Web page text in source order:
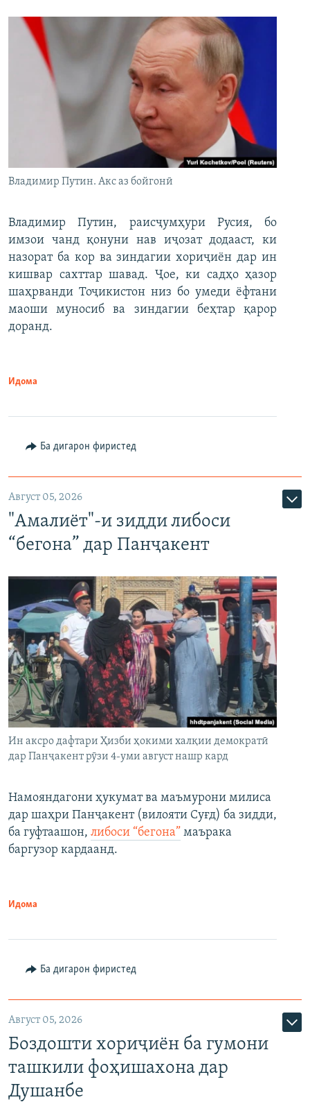
Владимир Путин. Акс аз бойгонӣ
Владимир Путин, раисҷумҳури Русия, бо
имзои чанд қонуни нав иҷозат додааст, ки
назорат ба кор ва зиндагии хориҷиён дар ин
кишвар сахттар шавад. Ҷое, ки садҳо ҳазор
шаҳрванди Тоҷикистон низ бо умеди ёфтани
маоши муносиб ва зиндагии беҳтар қарор
доранд.
Идома
Ба дигарон фиристед
Август 05, 2026
"Амалиёт"-и зидди либоси
“бегона” дар Панҷакент
Ин аксро дафтари Ҳизби ҳокими халқии демократӣ
дар Панҷакент рӯзи 4-уми август нашр кард
Намояндагони ҳукумат ва маъмурони милиса
дар шаҳри Панҷакент (вилояти Суғд) ба зидди,
ба гуфтаашон, либоси “бегона” маърака
баргузор кардаанд.
Идома
Ба дигарон фиристед
Август 05, 2026
Боздошти хориҷиён ба гумони
ташкили фоҳишахона дар
Душанбе